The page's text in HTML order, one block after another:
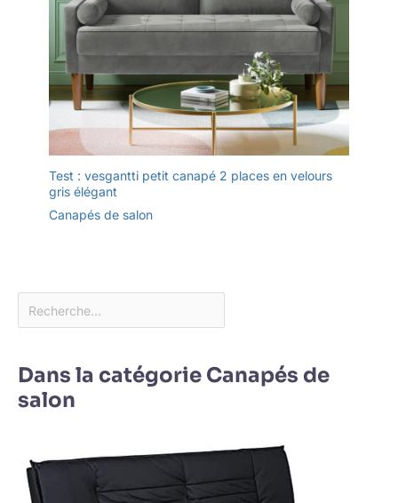
Test : vesgantti petit canapé 2 places en velours
gris élégant
Canapés de salon
Dans la catégorie Canapés de
salon